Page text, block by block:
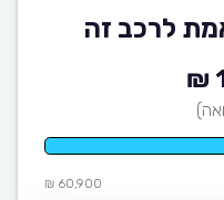
לרכב זה
60,900 ₪